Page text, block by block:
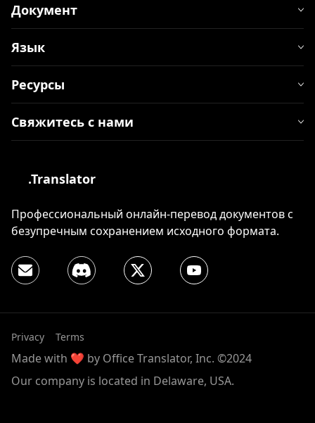
Документ
Язык
Ресурсы
Свяжитесь с нами
.Translator
Профессиональный онлайн-перевод документов с
безупречным сохранением исходного формата.
Privacy Terms
Made with ❤️ by Office Translator, Inc. ©2024
Our company is located in Delaware, USA.